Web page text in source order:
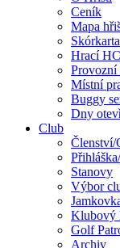
Ceník
Mapa
Skórkarta
Hrací
Provozní
Místní
Buggy
Dny
Club
Členství/
Stanovy
Výbor
Klubový
Golf
Archiv